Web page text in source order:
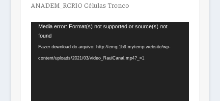
ANADEM_RCRIO Células Tronco
Tocador
vídeo
Media error: Format(s) not supported or source(s) not
found
Fazer download do arquivo: http://emg.1b9.mytemp.website/wp-
content/uploads/2021/03/video_RaulCanal.mp4?_=1